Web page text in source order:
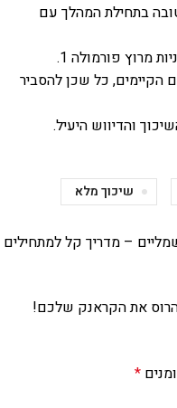
בתחילת המהלך עם
מרוץ פורמולה 1.
הקיימים, כל שכן להסביר
והדיווש היעיל.
שיכוך מלא
– מדריך קל למתחילים
את הקראנק שלכם!
*